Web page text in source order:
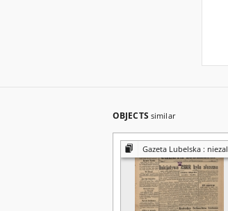
OBJECTS similar
Gazeta Lubelska : niezależny organ demokratyczny